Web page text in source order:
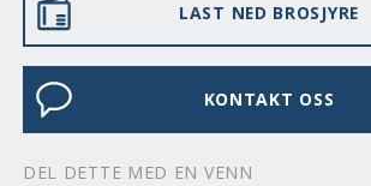
LAST NED BROSJYRE
KONTAKT OSS
DEL DETTE MED EN VENN